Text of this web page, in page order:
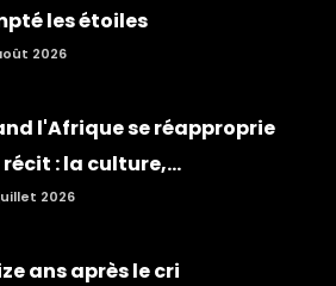
les étoiles
2026
l'Afrique se réapproprie
: la culture,...
2026
ans après le cri